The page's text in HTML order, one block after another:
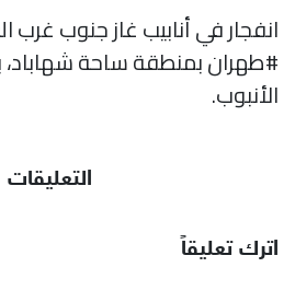
انفجار في أنابيب غاز جنوب غرب
#طهران بمنطقة ساحة
الأنبوب.
التعليقات
اترك تعليقاً